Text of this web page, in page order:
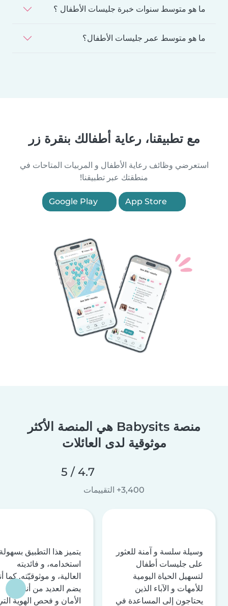
ما هو متوسط سنوات خبرة جليسات الأطفال ؟
ما هو متوسط عمر جليسات الأطفال؟
مع تطبيقنا، رعاية أطفالك بنقرة زر
استعرضي وظائف رعاية الأطفال و المربيات المتاحات في
منطقتك عبر تطبيقنا!
منصة Babysits هي المنصة الأكثر
موثوقية لدى العائلات
4.7 / 5
3,400+ التقييمات
وسيلة سلسة و آمنة للعثور
على جليسات أطفال
لتسهيل الحياة اليومية
للأمهات و الآباء الذين
يحتاجون إلى المساعدة في
يتميز هذا التطبيق
استخدامه، و فائديته
العالية، و موثوقيّته. كما
يضم العديد من أنظمة
الأمان و فحص الهوية